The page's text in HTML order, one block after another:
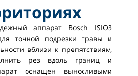
аппарат Вosch ISIO3
точной подрезки травы и
вблизи к препятствиям,
рез вдоль границ и
оснащен выносливыми